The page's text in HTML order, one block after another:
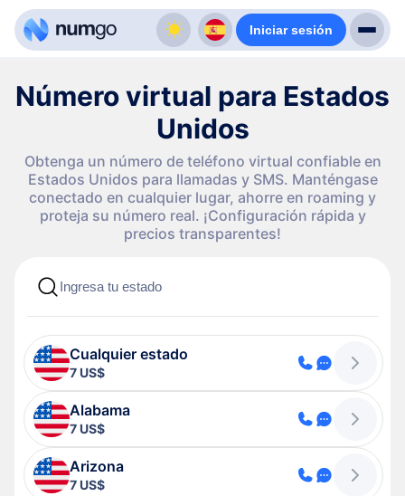
Iniciar sesión
Número virtual para Estados
Unidos
Obtenga un número de teléfono virtual confiable en
Estados Unidos para llamadas y SMS. Manténgase
conectado en cualquier lugar, ahorre en roaming y
proteja su número real. ¡Configuración rápida y
precios transparentes!
Cualquier estado
7 US$
Alabama
7 US$
Arizona
7 US$